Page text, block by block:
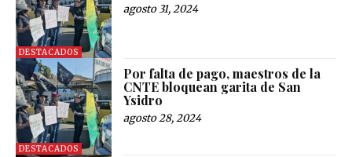
DESTACADOS
agosto 31, 2024
DESTACADOS
Por falta de pago, maestros de la
CNTE bloquean garita de San
Ysidro
agosto 28, 2024